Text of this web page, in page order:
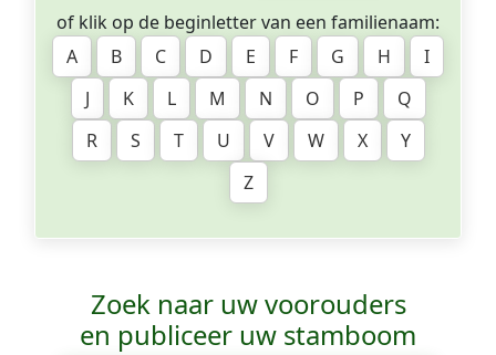
of klik op de beginletter van een familienaam:
A
B C D E F G H
I
J
K L M N O P
Q
R
S T U V W X
Y
Z
Zoek naar uw voorouders
en publiceer uw stamboom